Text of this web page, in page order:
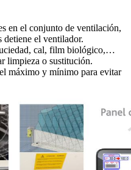
en el conjunto de ventilación,
detiene el ventilador.
cal, film biológico,…
limpieza o sustitución.
máximo y mínimo para evitar